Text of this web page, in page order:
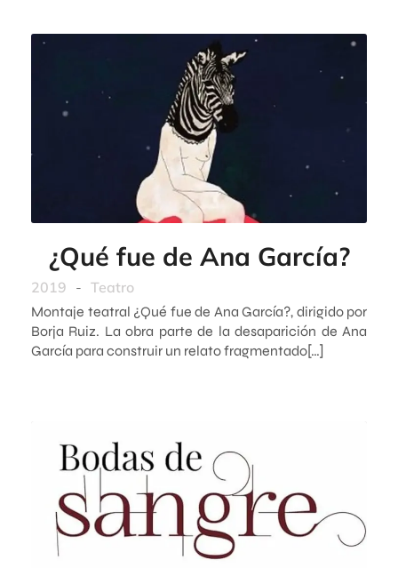
¿Qué fue de Ana García?
2019 - Teatro
Montaje teatral ¿Qué fue de Ana García?, dirigido por
Borja Ruiz. La obra parte de la desaparición de Ana
García para construir un relato fragmentado[…]